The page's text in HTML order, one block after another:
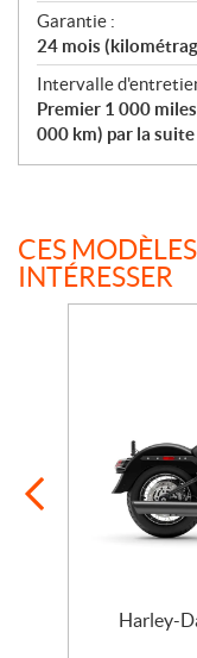
Garantie :
24 mois
Intervalle
Premier 1 000
000 km) par la suite
CES
INTÉRESSER
Harley-